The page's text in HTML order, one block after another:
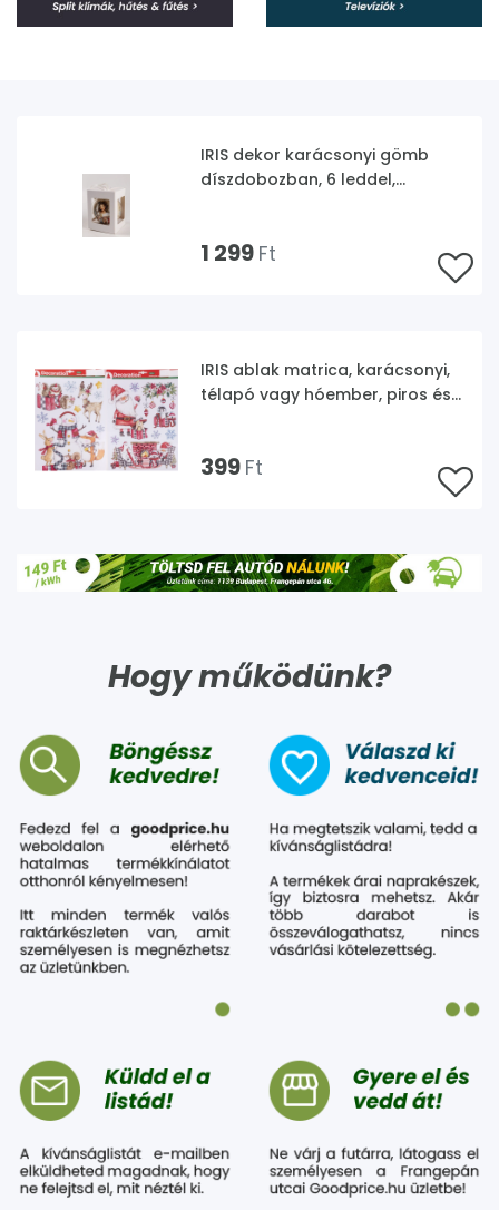
IRIS dekor karácsonyi gömb
díszdobozban, 6 leddel,
1 299 Ft
IRIS ablak matrica, karácsonyi,
télapó vagy hóember, piros és
399 Ft
Hogy működünk?